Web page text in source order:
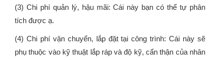
(3) Chi phí quản lý, hậu mãi: Cái này bạn có thể tự phân
tích được ạ.
(4) Chi phí vận chuyển, lắp đặt tại công trình: Cái này sẽ
phụ thuộc vào kỹ thuật lắp ráp và độ kỹ, cẩn thận của nhân